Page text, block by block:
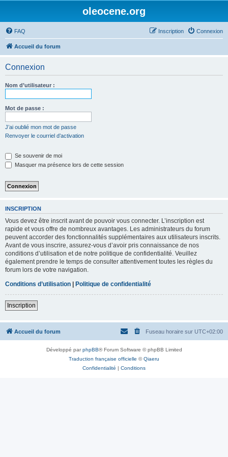
oleocene.org
FAQ Connexion
Inscription
Accueil du forum
Connexion
Nom d’utilisateur :
Mot de passe :
J’ai oublié mon mot de passe
Renvoyer le courriel d’activation
Se souvenir de moi
Masquer ma présence lors de cette session
INSCRIPTION
Vous devez être inscrit avant de pouvoir vous connecter. L’inscription est
rapide et vous offre de nombreux avantages. Les administrateurs du forum
peuvent accorder des fonctionnalités supplémentaires aux utilisateurs inscrits.
Avant de vous inscrire, assurez-vous d’avoir pris connaissance de nos
conditions d’utilisation et de notre politique de confidentialité. Veuillez
également prendre le temps de consulter attentivement toutes les règles du
forum lors de votre navigation.
Conditions d’utilisation | Politique de confidentialité
Inscription
Accueil du forum Fuseau horaire sur UTC+02:00
Développé parphpBB® Forum Software © phpBB Limited
Traduction française officielle ©Qiaeru
Confidentialité | Conditions